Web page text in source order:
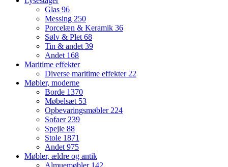
Glas 96
Messing 250
Porcelæn & Keramik 36
Sølv & Plet 68
Tin & andet 39
Andet 168
Maritime effekter
Diverse maritime effekter 22
Møbler, moderne
Borde 1370
Møbelsæt 53
Opbevaringsmøbler 224
Sofaer 239
Spejle 88
Stole 1871
Andet 975
Møbler, ældre og antik